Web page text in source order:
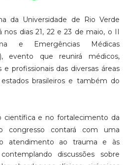
da Universidade de Rio Verde
nos dias 21, 22 e 23 de maio, o II
e Emergências Médicas
evento que reunirá médicos,
profissionais das diversas áreas
brasileiros e também do
científica e no fortalecimento da
congresso contará com uma
atendimento ao trauma e às
discussões sobre